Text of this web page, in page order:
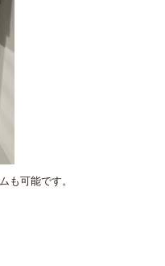
も可能です。